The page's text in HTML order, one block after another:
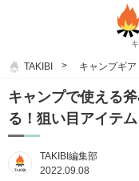
TAKIBI キャンプギ
キャンプで使える
る！狙い目アイテ
TAKIBI編集部
2022.09.08